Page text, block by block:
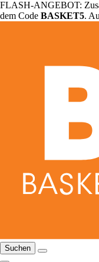
FLASH-ANGEBOT:
dem Code BASKET5.
Suchen